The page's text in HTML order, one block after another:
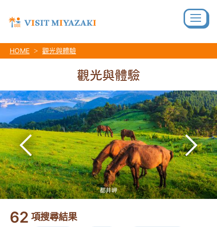
HOME 觀光與體驗
觀光與體驗
都井岬
62 項搜尋結果